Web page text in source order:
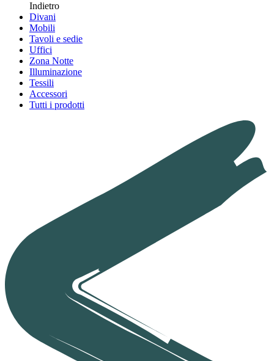
Indietro
Divani
Mobili
Tavoli e sedie
Uffici
Zona Notte
Illuminazione
Tessili
Accessori
Tutti i prodotti